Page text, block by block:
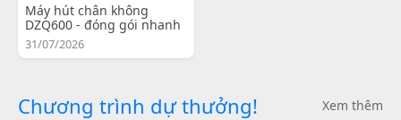
Máy hút chân không
DZQ600 - đóng gói nhanh
31/07/2026
Chương trình dự thưởng! Xem thêm